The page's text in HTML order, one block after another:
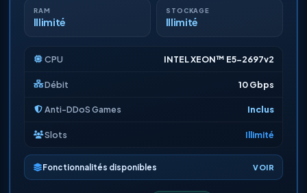
RAM
Illimité
STOCKAGE
Illimité
CPU INTEL XEON™ E5-2697v2
Débit 10 Gbps
Anti-DDoS Games Inclus
Slots Illimité
Fonctionnalités disponibles VOIR